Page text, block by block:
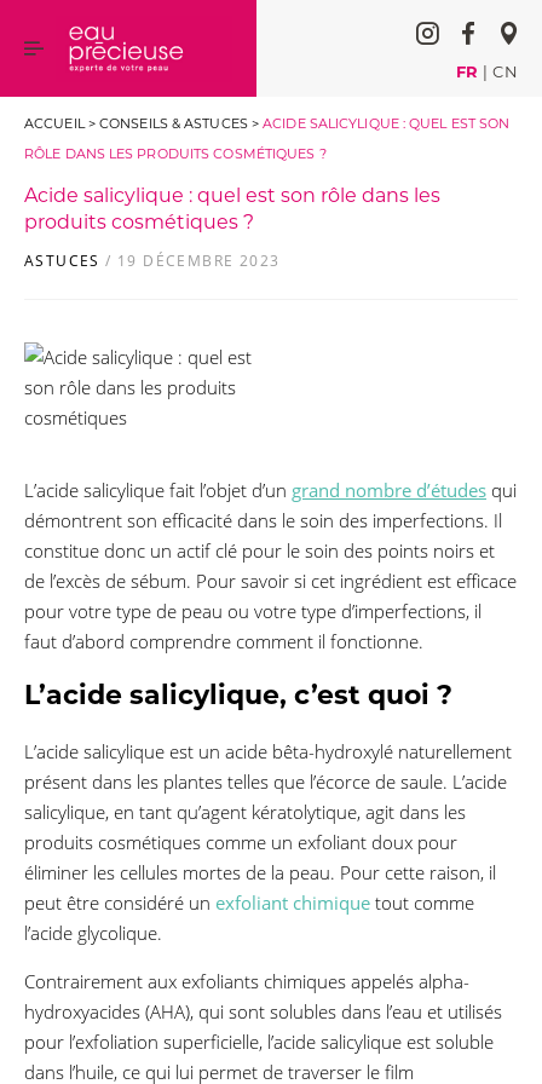
FR | CN
ACCUEIL>CONSEILS & ASTUCES>ACIDE SALICYLIQUE : QUEL EST SON
RÔLE DANS LES PRODUITS COSMÉTIQUES ?
Acide salicylique : quel est son rôle dans les
produits cosmétiques ?
ASTUCES / 19 DÉCEMBRE 2023
L’acide salicylique fait l’objet d’un grand nombre d’études qui
démontrent son efficacité dans le soin des imperfections. Il
constitue donc un actif clé pour le soin des points noirs et
de l’excès de sébum. Pour savoir si cet ingrédient est efficace
pour votre type de peau ou votre type d’imperfections, il
faut d’abord comprendre comment il fonctionne.
L’acide salicylique, c’est quoi ?
L’acide salicylique est un acide bêta-hydroxylé naturellement
présent dans les plantes telles que l’écorce de saule. L’acide
salicylique, en tant qu’agent kératolytique, agit dans les
produits cosmétiques comme un exfoliant doux pour
éliminer les cellules mortes de la peau. Pour cette raison, il
peut être considéré un exfoliant chimique tout comme
l’acide glycolique.
Contrairement aux exfoliants chimiques appelés alpha-
hydroxyacides (AHA), qui sont solubles dans l’eau et utilisés
pour l’exfoliation superficielle, l’acide salicylique est soluble
dans l’huile, ce qui lui permet de traverser le film